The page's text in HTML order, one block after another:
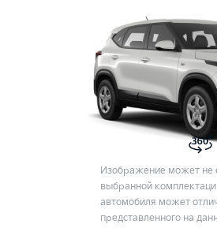
Изображение может не
выбранной
автомобиля может
представленного на